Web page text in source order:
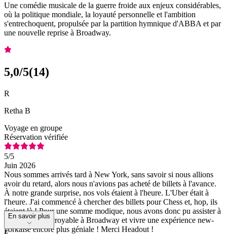
Une comédie musicale de la guerre froide aux enjeux considérables,
où la politique mondiale, la loyauté personnelle et l'ambition
s'entrechoquent, propulsée par la partition hymnique d'ABBA et par
une nouvelle reprise à Broadway.
5,0/5(14)
R
Retha B
Voyage en groupe
Réservation vérifiée
5/5
Juin 2026
Nous sommes arrivés tard à New York, sans savoir si nous allions
avoir du retard, alors nous n'avions pas acheté de billets à l'avance.
À notre grande surprise, nos vols étaient à l'heure. L'Uber était à
l'heure. J'ai commencé à chercher des billets pour Chess et, hop, ils
étaient là ! Pour une somme modique, nous avons donc pu assister à
un spectacle incroyable à Broadway et vivre une expérience new-
yorkaise encore plus géniale ! Merci Headout !
En savoir plus